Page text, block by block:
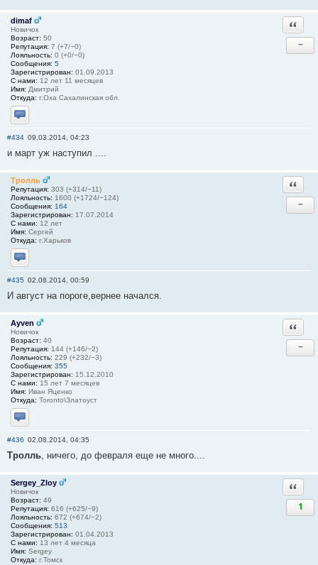
dimaf
Новичок
Возраст: 50
Репутация: 7 (+7/−0)
Лояльность: 0 (+0/−0)
Сообщения: 5
Зарегистрирован: 01.09.2013
С нами: 12 лет 11 месяцев
Имя: Дмитрий
Откуда: г.Оха Сахалинская обл.
Отправить личное сообщение
−
#434 09.03.2014, 04:23
и март уж наступил ....
Тролль
Репутация: 303 (+314/−11)
Лояльность: 1600 (+1724/−124)
Сообщения: 164
Зарегистрирован: 17.07.2014
С нами: 12 лет
Имя: Сергей
Откуда: г.Харьков
Отправить личное сообщение
−
#435 02.08.2014, 00:59
И август на пороге,вернее начался.
Ayven
Новичок
Возраст: 40
Репутация: 144 (+146/−2)
Лояльность: 229 (+232/−3)
Сообщения: 355
Зарегистрирован: 15.12.2010
С нами: 15 лет 7 месяцев
Имя: Иван Яценко
Откуда: Toronto\Златоуст
Отправить личное сообщение
−
#436 02.08.2014, 04:35
Тролль, ничего, до февраля еще не много....
Sergey_Zloy
Новичок
Возраст: 49
Репутация: 616 (+625/−9)
Лояльность: 672 (+674/−2)
Сообщения: 513
Зарегистрирован: 01.04.2013
С нами: 13 лет 4 месяца
Имя: Sergey
Откуда: г.Томск
1